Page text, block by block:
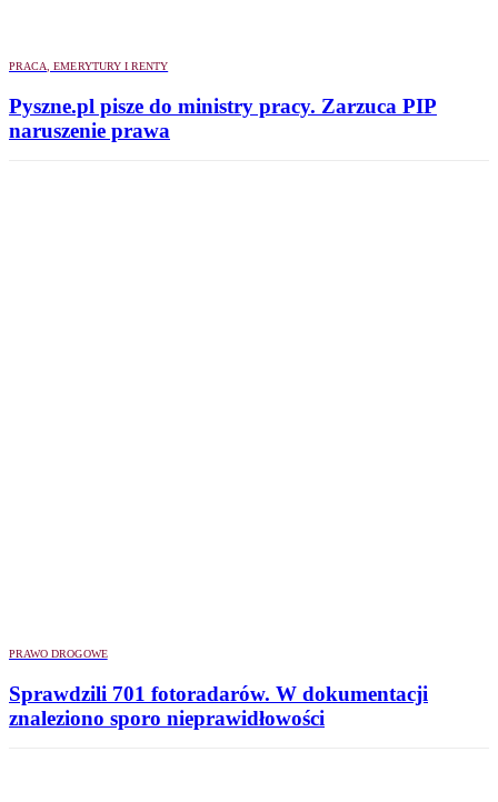
PRACA, EMERYTURY I RENTY
Pyszne.pl pisze do ministry pracy. Zarzuca PIP
naruszenie prawa
PRAWO DROGOWE
Sprawdzili 701 fotoradarów. W dokumentacji
znaleziono sporo nieprawidłowości